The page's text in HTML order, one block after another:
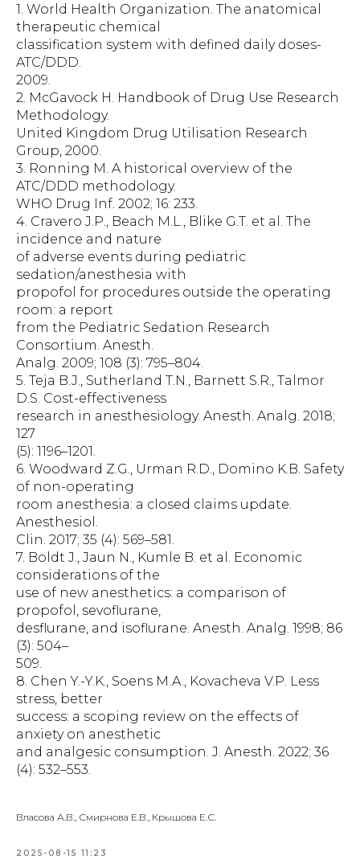
1. World Health Organization. The anatomical
therapeutic chemical
classification system with defined daily doses-
ATC/DDD.
2009.
2. McGavock H. Handbook of Drug Use Research
Methodology.
United Kingdom Drug Utilisation Research
Group, 2000.
3. Ronning M. A historical overview of the
ATC/DDD methodology.
WHO Drug Inf. 2002; 16: 233.
4. Cravero J.P., Beach M.L., Blike G.T. et al. The
incidence and nature
of adverse events during pediatric
sedation/anesthesia with
propofol for procedures outside the operating
room: a report
from the Pediatric Sedation Research
Consortium. Anesth.
Analg. 2009; 108 (3): 795–804.
5. Teja B.J., Sutherland T.N., Barnett S.R., Talmor
D.S. Cost-effectiveness
research in anesthesiology. Anesth. Analg. 2018;
127
(5): 1196–1201.
6. Woodward Z.G., Urman R.D., Domino K.B. Safety
of non-operating
room anesthesia: a closed claims update.
Anesthesiol.
Clin. 2017; 35 (4): 569–581.
7. Boldt J., Jaun N., Kumle B. et al. Economic
considerations of the
use of new anesthetics: a comparison of
propofol, sevoflurane,
desflurane, and isoflurane. Anesth. Analg. 1998; 86
(3): 504–
509.
8. Chen Y.-Y.K., Soens M.A., Kovacheva V.P. Less
stress, better
success: a scoping review on the effects of
anxiety on anesthetic
and analgesic consumption. J. Anesth. 2022; 36
(4): 532–553.
Власова А.В., Смирнова Е.В., Крышова Е.С.
2025-08-15 11:23